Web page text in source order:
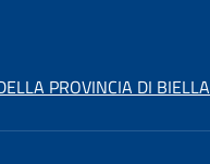
PROVINCIA DI BIELLA